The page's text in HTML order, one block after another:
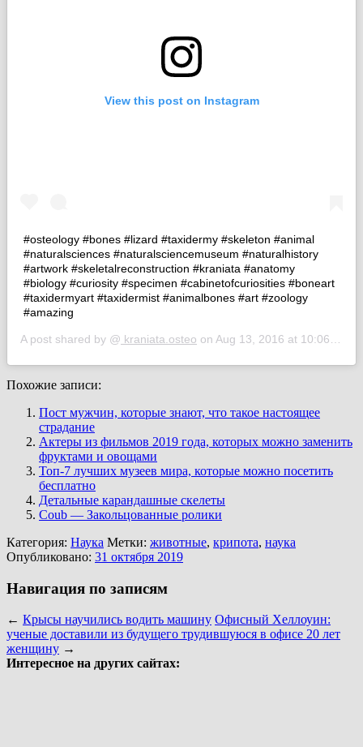
View this post on Instagram
#osteology #bones #lizard #taxidermy #skeleton #animal
#naturalsciences #naturalsciencemuseum #naturalhistory
#artwork #skeletalreconstruction #kraniata #anatomy
#biology #curiosity #specimen #cabinetofcuriosities #boneart
#taxidermyart #taxidermist #animalbones #art #zoology
#amazing
A post shared by @ kraniata.osteo on Aug 13, 2016 at 10:06am PDT
Похожие записи:
Пост мужчин, которые знают, что такое настоящее
страдание
Актеры из фильмов 2019 года, которых можно заменить
фруктами и овощами
Топ-7 лучших музеев мира, которые можно посетить
бесплатно
Детальные карандашные скелеты
Coub — Закольцованные ролики
Категория: Наука Метки: животные, крипота, наука
Опубликовано: 31 октября 2019
Навигация по записям
← Крысы научились водить машину Офисный Хеллоуин:
ученые доставили из будущего трудившуюся в офисе 20 лет
женщину →
Интересное на других сайтах: